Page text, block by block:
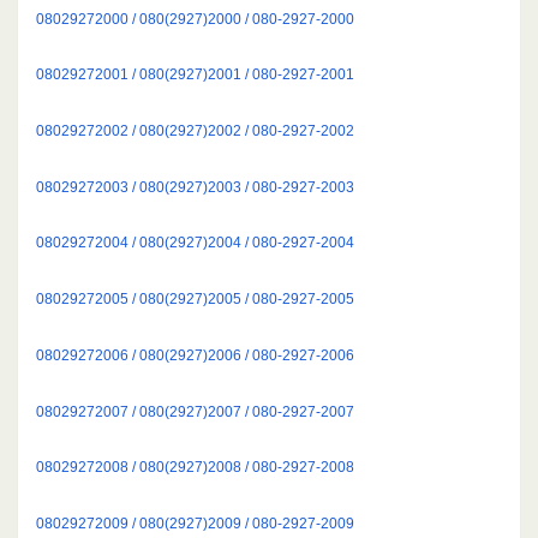
08029272000 / 080(2927)2000 / 080-2927-2000
08029272001 / 080(2927)2001 / 080-2927-2001
08029272002 / 080(2927)2002 / 080-2927-2002
08029272003 / 080(2927)2003 / 080-2927-2003
08029272004 / 080(2927)2004 / 080-2927-2004
08029272005 / 080(2927)2005 / 080-2927-2005
08029272006 / 080(2927)2006 / 080-2927-2006
08029272007 / 080(2927)2007 / 080-2927-2007
08029272008 / 080(2927)2008 / 080-2927-2008
08029272009 / 080(2927)2009 / 080-2927-2009